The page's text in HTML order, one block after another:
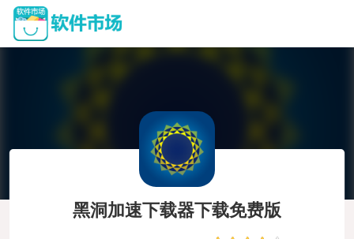
黑洞加速下载器下载免费版